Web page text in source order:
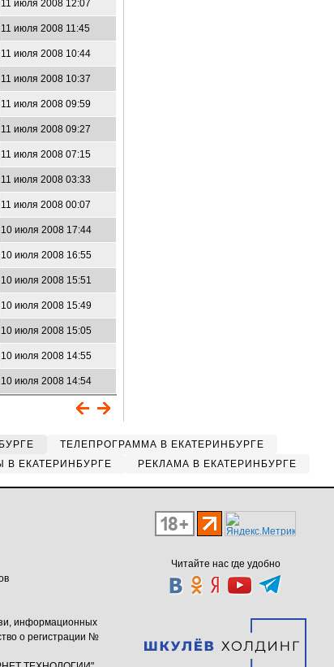
11 июля 2008 12:07
11 июля 2008 11:45
11 июля 2008 10:44
11 июля 2008 10:37
11 июля 2008 09:59
11 июля 2008 09:27
11 июля 2008 07:15
11 июля 2008 03:33
11 июля 2008 00:07
10 июля 2008 17:44
10 июля 2008 16:55
10 июля 2008 15:51
10 июля 2008 15:49
10 июля 2008 15:05
10 июля 2008 14:55
10 июля 2008 14:54
ТЕЛЕПРОГРАММА В ЕКАТЕРИНБУРГЕ
В ЕКАТЕРИНБУРГЕ РЕКЛАМА В ЕКАТЕРИНБУРГЕ
Читайте нас где удобно
информационных
о регистрации №